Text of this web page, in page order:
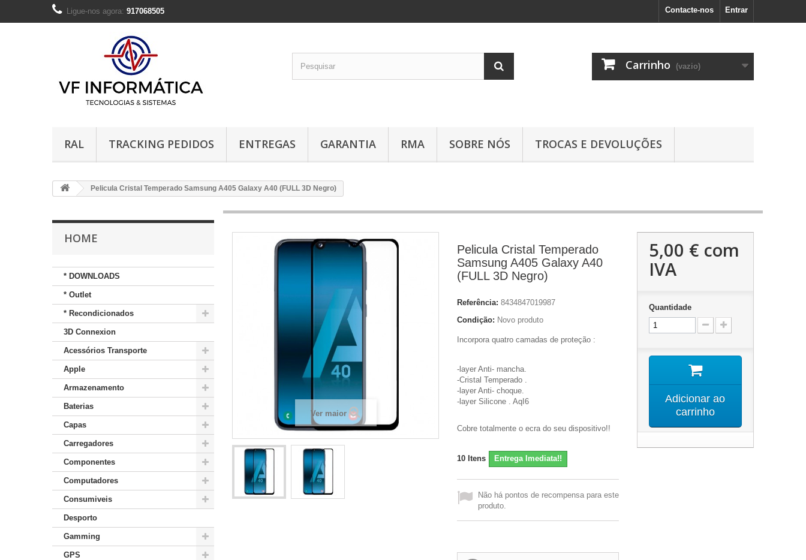
Entrar
Contacte-nos
Ligue-nos agora: 917068505
Carrinho (vazio)
RAL TRACKING PEDIDOS ENTREGAS GARANTIA RMA SOBRE NÓS TROCAS E DEVOLUÇÕES
Pelicula Cristal Temperado Samsung A405 Galaxy A40 (FULL 3D Negro)
HOME
* DOWNLOADS
* Outlet
* Recondicionados
3D Connexion
Acessórios Transporte
Apple
Armazenamento
Baterias
Capas
Carregadores
Componentes
Computadores
Consumiveis
Desporto
Gamming
GPS
Ver maior
Pelicula Cristal Temperado
Samsung A405 Galaxy A40
(FULL 3D Negro)
Referência: 8434847019987
Condição: Novo produto
Incorpora quatro camadas de proteção :
-layer Anti- mancha.
-Cristal Temperado .
-layer Anti- choque.
-layer Silicone . AqI6
Cobre totalmente o ecra do seu dispositivo!!
10 Itens Entrega Imediata!!
Não há pontos de recompensa para este
produto.
5,00 € com
IVA
Quantidade
Adicionar ao
carrinho